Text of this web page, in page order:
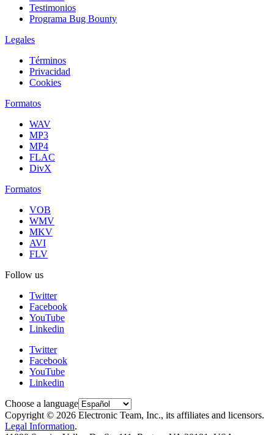
Testimonios
Programa Bug Bounty
Legales
Términos
Privacidad
Cookies
Formatos
WAV
MP3
MP4
FLAC
DivX
Formatos
VOB
WMV
MKV
AVI
FLV
Follow us
Twitter
Facebook
YouTube
Linkedin
Twitter
Facebook
YouTube
Linkedin
Choose a language
Copyright © 2026 Electronic Team, Inc., its affiliates and licensors.
Legal Information.